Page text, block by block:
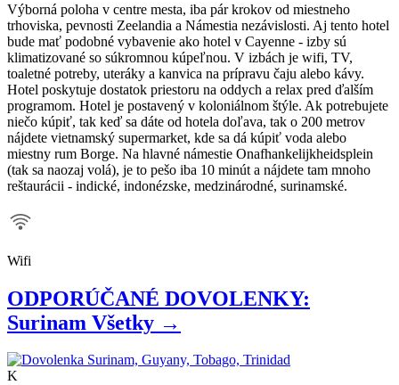
Výborná poloha v centre mesta, iba pár krokov od miestneho
trhoviska, pevnosti Zeelandia a Námestia nezávislosti. Aj tento hotel
bude mať podobné vybavenie ako hotel v Cayenne - izby sú
klimatizované so súkromnou kúpeľnou. V izbách je wifi, TV,
toaletné potreby, uteráky a kanvica na prípravu čaju alebo kávy.
Hotel poskytuje dostatok priestoru na oddych a relax pred ďalším
programom. Hotel je postavený v koloniálnom štýle. Ak potrebujete
niečo kúpiť, tak keď sa dáte od hotela doľava, tak o 200 metrov
nájdete vietnamský supermarket, kde sa dá kúpiť voda alebo
miestny rum Borge. Na hlavné námestie Onafhankelijkheidsplein
(tak sa naozaj volá), je to pešo iba 10 minút a nájdete tam mnoho
reštaurácii - indické, indonézske, medzinárodné, surinamské.
Wifi
ODPORÚČANÉ DOVOLENKY:
Surinam Všetky →
K